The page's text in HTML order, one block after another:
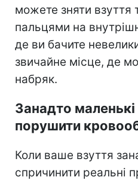
можете зняти взуття
пальцями на
де ви бачите
звичайне місце, де
набряк.
Занадто
порушити
Коли ваше взуття
спричинити реальні